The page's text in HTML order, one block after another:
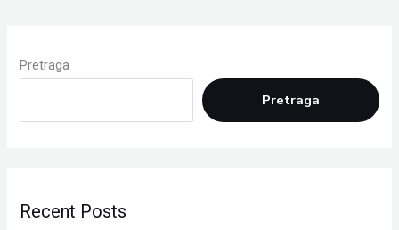
Pretraga
Pretraga
Recent Posts